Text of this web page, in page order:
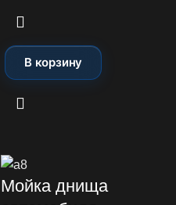
В корзину
Мойка днища